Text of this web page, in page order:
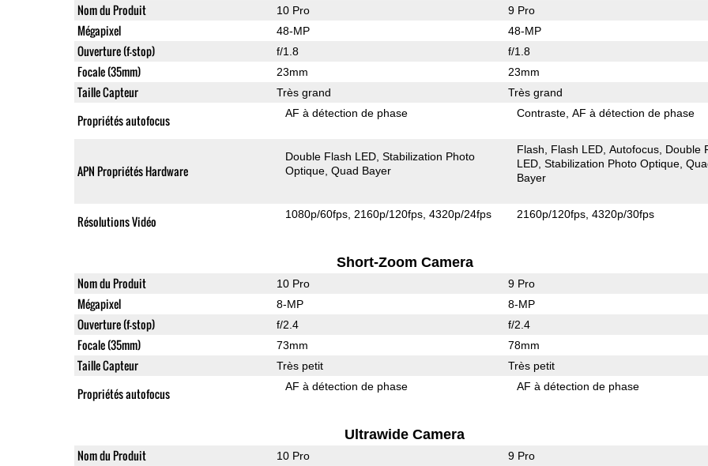
Nom du Produit 10 Pro 9 Pro
Mégapixel 48-MP 48-MP
Ouverture (f-stop) f/1.8 f/1.8
Focale (35mm) 23mm 23mm
Taille Capteur Très grand Très grand
Propriétés autofocus AF à détection de phase Contraste AF à détection de phase
APN Propriétés Hardware
Double Flash LED Stabilization Photo
Optique Quad Bayer
Flash Flash LED Autofocus Double
LED Stabilization Photo Optique
Bayer
Résolutions Vidéo 1080p/60fps 2160p/120fps 4320p/24fps 2160p/120fps 4320p/30fps
Short-Zoom Camera
Nom du Produit 10 Pro 9 Pro
Mégapixel 8-MP 8-MP
Ouverture (f-stop) f/2.4 f/2.4
Focale (35mm) 73mm 78mm
Taille Capteur Très petit Très petit
Propriétés autofocus AF à détection de phase AF à détection de phase
Ultrawide Camera
Nom du Produit 10 Pro 9 Pro